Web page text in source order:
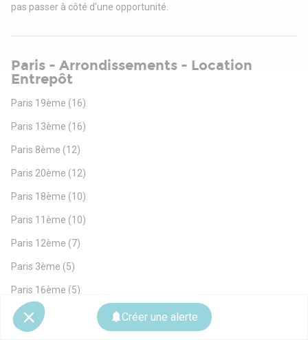
Créer une alerte
pas passer à côté d’une opportunité.
Paris - Arrondissements - Location
Entrepôt
Paris 19ème (16)
Paris 13ème (16)
Paris 8ème (12)
Paris 20ème (12)
Paris 18ème (10)
Paris 11ème (10)
Paris 12ème (7)
Paris 3ème (5)
Paris 16ème (5)
Paris 17ème